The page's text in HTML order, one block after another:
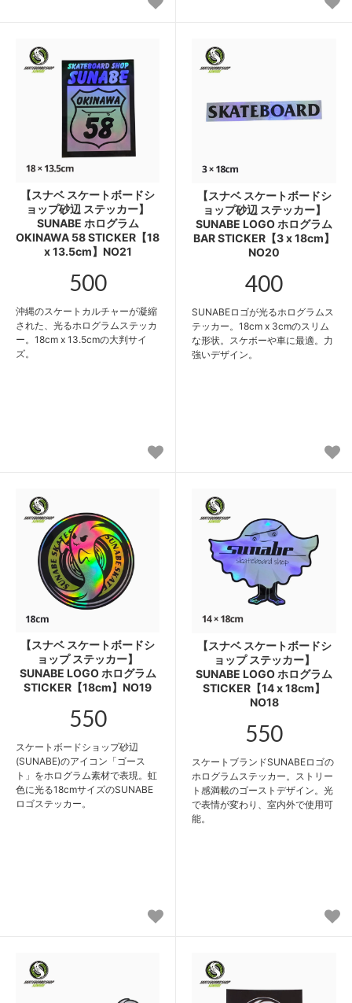
【スナベ スケートボードシ
ョップ砂辺 ステッカー】
SUNABE ホログラム
OKINAWA 58 STICKER【18
x 13.5cm】NO21
500
沖縄のスケートカルチャーが凝縮
された、光るホログラムステッカ
ー。18cm x 13.5cmの大判サイ
ズ。
【スナベ スケートボードシ
ョップ砂辺 ステッカー】
SUNABE LOGO ホログラム
BAR STICKER【3 x 18cm】
NO20
400
SUNABEロゴが光るホログラムス
テッカー。18cm x 3cmのスリム
な形状。スケボーや車に最適。力
強いデザイン。
【スナベ スケートボードシ
ョップ ステッカー】
SUNABE LOGO ホログラム
STICKER【18cm】NO19
550
スケートボードショップ砂辺
(SUNABE)のアイコン「ゴース
ト」をホログラム素材で表現。虹
色に光る18cmサイズのSUNABE
ロゴステッカー。
【スナベ スケートボードシ
ョップ ステッカー】
SUNABE LOGO ホログラム
STICKER【14 x 18cm】
NO18
550
スケートブランドSUNABEロゴの
ホログラムステッカー。ストリー
ト感満載のゴーストデザイン。光
で表情が変わり、室内外で使用可
能。